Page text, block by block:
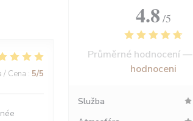
/ Cena : 5/5
4.8 /5
Průměrné hodnocení —
hodnoceni
Služba